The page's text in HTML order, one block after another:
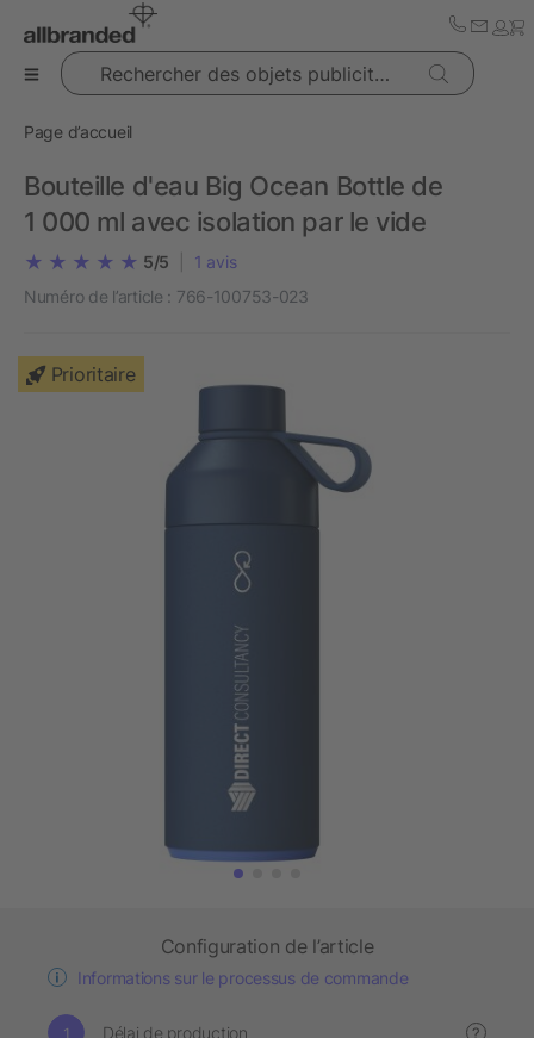
Rechercher des objets publicitaires
Page d’accueil
Bouteille d'eau Big Ocean Bottle de
1 000 ml avec isolation par le vide
5/5 1 avis
Numéro de l’article : 766-100753-023
Prioritaire
Configuration de l’article
Informations sur le processus de commande
Délai de production ?